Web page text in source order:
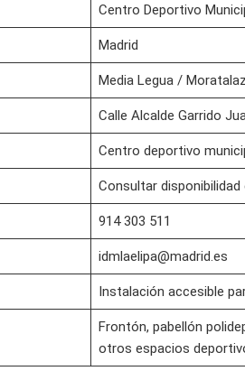
Centro Deportivo
Madrid
Media Legua / Moratalaz
Calle Alcalde Garrido
Centro deportivo
Consultar
914 303 511
idmlaelipa@madrid.es
Instalación accesible
Frontón, pabellón
otros espacios